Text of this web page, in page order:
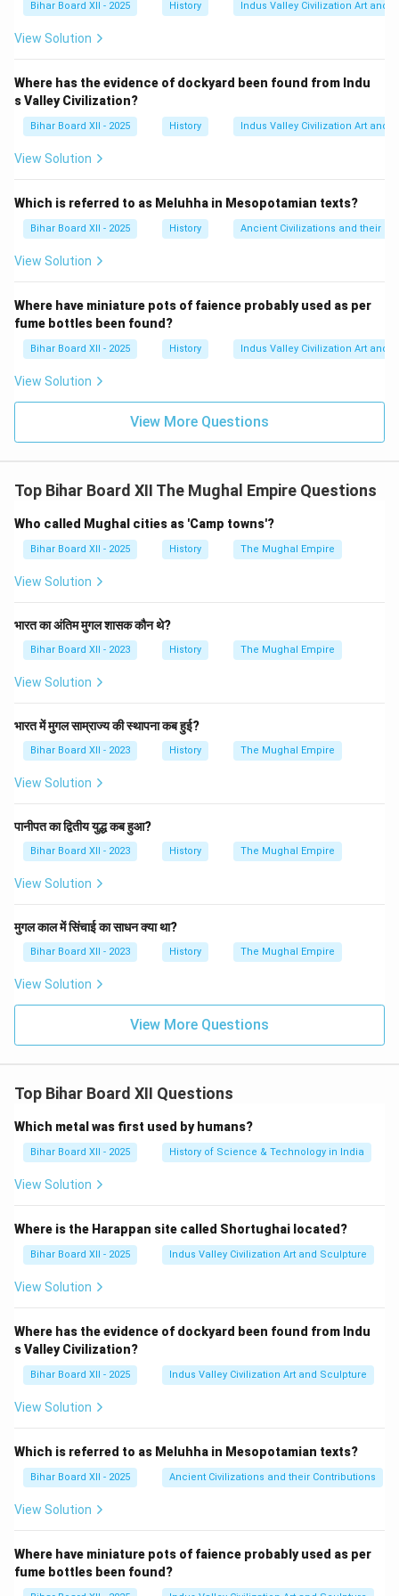
समानताओं को उजागर करने का प्रयास किया, यह तर्क देते हुए कि दोनों
एक ही सत्य की ओर ले जाते हैं।
'मज्म-उल-बहरीन' की रचना दारा शिकोह ने की थी। अतः, विकल्प (C)
सही है।
Bihar Board XII - 2025 History Indus Valley Civilization Art and
View Solution
Where has the evidence of dockyard been found from Indu
s Valley Civilization?
Bihar Board XII - 2025 History Indus Valley Civilization Art and
View Solution
Which is referred to as Meluhha in Mesopotamian texts?
Bihar Board XII - 2025 History Ancient Civilizations and their
View Solution
Where have miniature pots of faience probably used as per
fume bottles been found?
Bihar Board XII - 2025 History Indus Valley Civilization Art and
View Solution
View More Questions
Top Bihar Board XII The Mughal Empire Questions
Who called Mughal cities as 'Camp towns'?
Bihar Board XII - 2025 History The Mughal Empire
View Solution
भारत का अंतिम मुगल शासक कौन थे?
Bihar Board XII - 2023 History The Mughal Empire
View Solution
भारत में मुगल साम्राज्य की स्थापना कब हुई?
Bihar Board XII - 2023 History The Mughal Empire
View Solution
पानीपत का द्वितीय युद्ध कब हुआ?
Bihar Board XII - 2023 History The Mughal Empire
View Solution
मुगल काल में सिंचाई का साधन क्या था?
Bihar Board XII - 2023 History The Mughal Empire
View Solution
View More Questions
Top Bihar Board XII Questions
Which metal was first used by humans?
Bihar Board XII - 2025 History of Science & Technology in India
View Solution
Where is the Harappan site called Shortughai located?
Bihar Board XII - 2025 Indus Valley Civilization Art and Sculpture
View Solution
Where has the evidence of dockyard been found from Indu
s Valley Civilization?
Bihar Board XII - 2025 Indus Valley Civilization Art and Sculpture
View Solution
Which is referred to as Meluhha in Mesopotamian texts?
Bihar Board XII - 2025 Ancient Civilizations and their Contributions
View Solution
Where have miniature pots of faience probably used as per
fume bottles been found?